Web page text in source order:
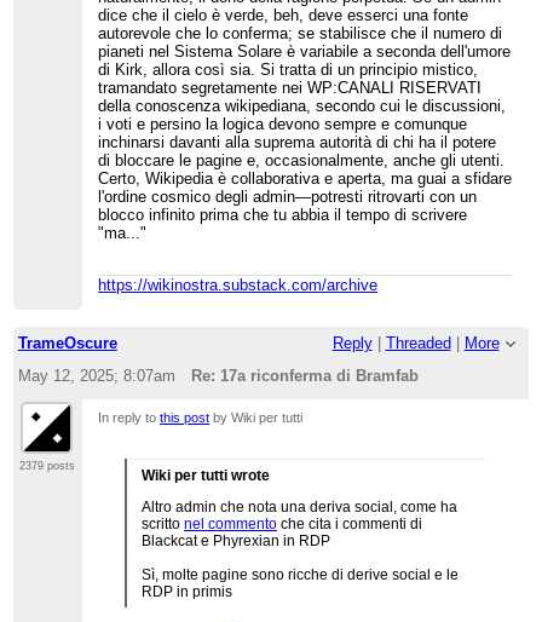
dice che il cielo è verde, beh, deve esserci una fonte
autorevole che lo conferma; se stabilisce che il numero di
pianeti nel Sistema Solare è variabile a seconda dell'umore
di Kirk, allora così sia. Si tratta di un principio mistico,
tramandato segretamente nei WP:CANALI RISERVATI
della conoscenza wikipediana, secondo cui le discussioni,
i voti e persino la logica devono sempre e comunque
inchinarsi davanti alla suprema autorità di chi ha il potere
di bloccare le pagine e, occasionalmente, anche gli utenti.
Certo, Wikipedia è collaborativa e aperta, ma guai a sfidare
l'ordine cosmico degli admin—potresti ritrovarti con un
blocco infinito prima che tu abbia il tempo di scrivere
"ma..."
https://wikinostra.substack.com/archive
TrameOscure Reply| Threaded
More
May 12, 2025; 8:07am
Re: 17a riconferma di Bramfab
2379 posts
In reply tothis post by Wiki per tutti
Wiki per tutti wrote
Altro admin che nota una deriva social, come ha
scrittonel commento che cita i commenti di
Blackcat e Phyrexian in RDP
Sì, molte pagine sono ricche di derive social e le
RDP in primis